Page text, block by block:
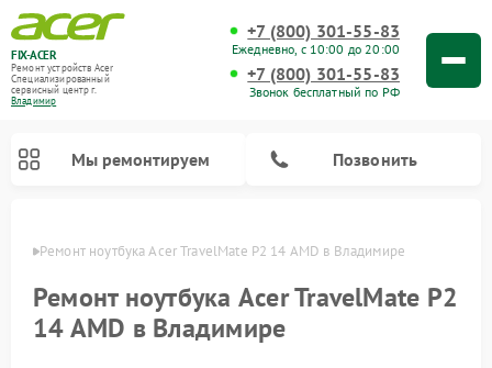
FIX-ACER
Ремонт устройств Acer
Специализированный
cервисный центр г.
Владимир
+7 (800) 301-55-83
Ежедневно, с 10:00 до 20:00
+7 (800) 301-55-83
Звонок бесплатный по РФ
Мы ремонтируем Позвонить
Ремонт ноутбука Acer TravelMate P2 14 AMD в Владимире
Ремонт ноутбука Acer TravelMate P2
14 AMD в Владимире